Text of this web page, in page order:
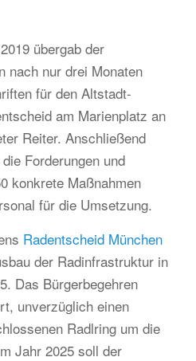
übergab der
nach nur drei Monaten
für den Altstadt-
am Marienplatz an
Reiter. Anschließend
Forderungen und
konkrete Maßnahmen
für die Umsetzung.
Radentscheid München
der Radinfrastruktur in
Das Bürgerbegehren
unverzüglich einen
Radlring um die
Jahr 2025 soll der